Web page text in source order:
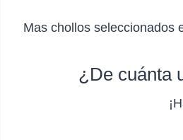
Mas chollos seleccionados
¿De cuánta